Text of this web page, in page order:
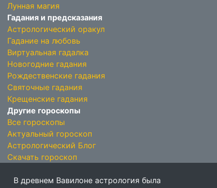
Лунная магия
Гадания и предсказания
Астрологический оракул
Гадание на любовь
Виртуальная гадалка
Новогодние гадания
Рождественские гадания
Святочные гадания
Крещенские гадания
Другие гороскопы
Все гороскопы
Актуальный гороскоп
Астрологический Блог
Скачать гороскоп
В древнем Вавилоне астрология была